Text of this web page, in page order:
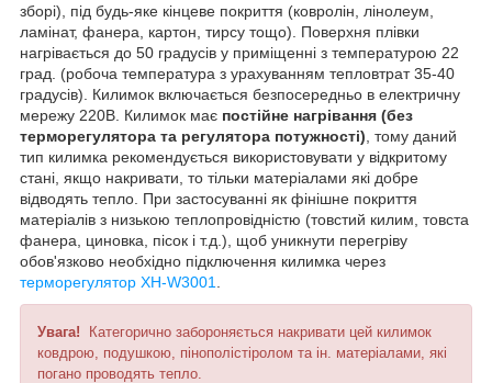
зборі), під будь-яке кінцеве покриття (ковролін, лінолеум,
ламінат, фанера, картон, тирсу тощо). Поверхня плівки
нагрівається до 50 градусів у приміщенні з температурою 22
град. (робоча температура з урахуванням тепловтрат 35-40
градусів). Килимок включається безпосередньо в електричну
мережу 220В. Килимок має постійне нагрівання (без
терморегулятора та регулятора потужності) , тому даний
тип килимка рекомендується використовувати у відкритому
стані, якщо накривати, то тільки матеріалами які добре
відводять тепло. При застосуванні як фінішне покриття
матеріалів з низькою теплопровідністю (товстий килим, товста
фанера, циновка, пісок і т.д.), щоб уникнути перегріву
обов'язково необхідно підключення килимка через
терморегулятор XH-W3001
Увага! Категорично забороняється накривати цей килимок
ковдрою, подушкою, пінополістіролом та ін. матеріалами, які
погано проводять тепло.